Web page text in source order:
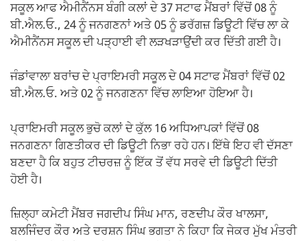
ਸਕੂਲ ਆਫ ਐਮੀਨੈਂਨਸ ਬੰਗੀ ਕਲਾਂ ਦੇ 37 ਸਟਾਫ ਮੈਂਬਰਾਂ ਵਿੱਚੋਂ 08 ਨੂੰ
ਬੀ.ਐਲ.ਓ., 24 ਨੂੰ ਜਨਗਣਨਾਂ ਅਤੇ 05 ਨੂੰ ਡਰੱਗਜ਼ ਡਿਊਟੀ ਵਿੱਚ ਲਾ ਕੇ
ਐਮੀਨੈਂਨਸ ਸਕੂਲ ਦੀ ਪੜ੍ਹਾਈ ਵੀ ਲੜਖੜਾਉਂਦੀ ਕਰ ਦਿੱਤੀ ਗਈ ਹੈ।
ਜੰਡਾਂਵਾਲਾ ਬਰਾਂਚ ਦੇ ਪ੍ਰਾਇਮਰੀ ਸਕੂਲ ਦੇ 04 ਸਟਾਫ ਮੈਂਬਰਾਂ ਵਿੱਚੋਂ 02
ਬੀ.ਐਲ.ਓ. ਅਤੇ 02 ਨੂੰ ਜਨਗਣਨਾ ਵਿੱਚ ਲਾਇਆ ਹੋਇਆ ਹੈ।
ਪ੍ਰਾਇਮਰੀ ਸਕੂਲ ਭੁਚੋ ਕਲਾਂ ਦੇ ਕੁੱਲ 16 ਅਧਿਆਪਕਾਂ ਵਿੱਚੋਂ 08
ਜਨਗਣਨਾ ਗਿਣਤੀਕਰ ਦੀ ਡਿਊਟੀ ਨਿਭਾ ਰਹੇ ਹਨ। ਇੱਥੇ ਇਹ ਵੀ ਦੱਸਣਾ
ਬਣਦਾ ਹੈ ਕਿ ਬਹੁਤ ਟੀਚਰਜ਼ ਨੂੰ ਇੱਕ ਤੋਂ ਵੱਧ ਸਰਵੇ ਦੀ ਡਿਊਟੀ ਦਿੱਤੀ
ਹੋਈ ਹੈ।
ਜ਼ਿਲ੍ਹਾ ਕਮੇਟੀ ਮੈਂਬਰ ਜਗਦੀਪ ਸਿੰਘ ਮਾਨ, ਰਣਦੀਪ ਕੌਰ ਖਾਲਸਾ,
ਬਲਜਿੰਦਰ ਕੌਰ ਅਤੇ ਦਰਸ਼ਨ ਸਿੰਘ ਭਗਤਾ ਨੇ ਕਿਹਾ ਕਿ ਜੇਕਰ ਮੁੱਖ ਮੰਤਰੀ